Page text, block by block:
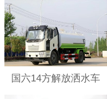
国六14方解放洒水车